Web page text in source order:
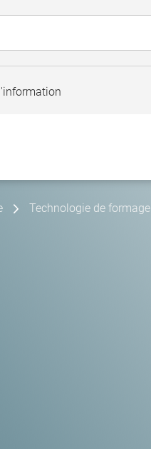
Technologie de formage